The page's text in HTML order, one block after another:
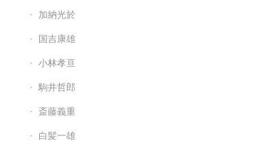
加納光於
国吉康雄
小林孝亘
駒井哲郎
斎藤義重
白髪一雄